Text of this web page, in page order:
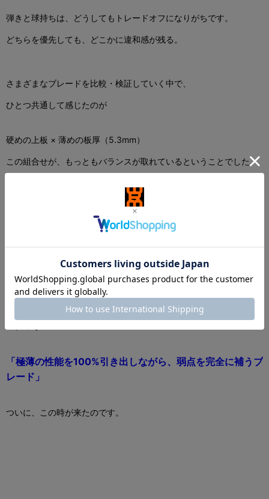
弾きと球持ちは、どうしてもトレードオフになりがちです。
どちらを優先しても、どこかに違和感が残る。
さまざまなブレードを比較・検証していく中で、
ひとつ共通して感じたのが
硬めの上板 × 薄めの板厚（5.3mm）
この組合せが、もっともバランスが取れているということでした。
薄い板厚が球持ちと安定性を支えています。
あくまで「新しい設計」ではありませんが
この構成だからこそ出る、はっきりとした違いがあります。
「極薄の性能を100%引き出しながら、弱点を完全に補うブ
レード」
ついに、この時が来たのです。